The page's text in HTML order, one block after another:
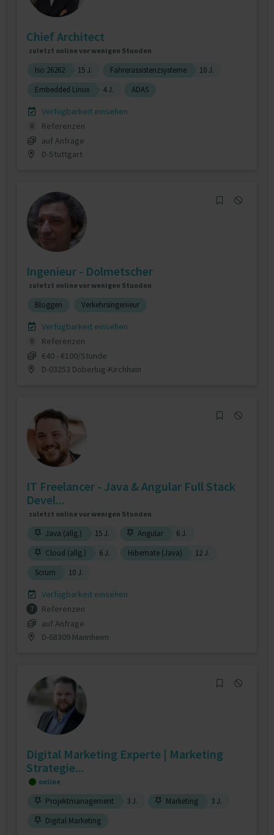
Chief Architect
zuletzt online vor wenigen Stunden
Iso 26262 15 J. Fahrerassistenzsysteme
10 J.
Embedded Linux
4 J. ADAS
Verfügbarkeit einsehen
0
Referenzen
auf Anfrage
D-Stuttgart
Ingenieur - Dolmetscher
zuletzt online vor wenigen Stunden
Bloggen Verkehrsingenieur
Verfügbarkeit einsehen
0
Referenzen
€40 - €100/Stunde
D-03253 Doberlug-Kirchhain
IT Freelancer - Java & Angular Full Stack
Devel...
zuletzt online vor wenigen Stunden
Java (allg.) 15 J. Angular
6 J.
Cloud (allg.)
6 J. Hibernate (Java)
12 J.
Scrum
10 J.
Verfügbarkeit einsehen
7
Referenzen
auf Anfrage
D-68309 Mannheim
Digital Marketing Experte | Marketing
Strategie...
online
Projektmanagement 3 J. Marketing
3 J.
Digital Marketing